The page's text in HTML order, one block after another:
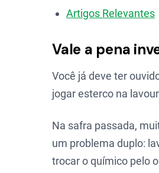
Artigos Relevantes
Vale a pena
Você já deve ter
jogar esterco na
Na safra passada,
um problema duplo:
trocar o químico pelo